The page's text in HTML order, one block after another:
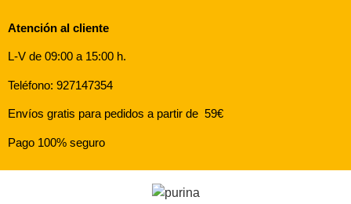
Atención al cliente
L-V de 09:00 a 15:00 h.
Teléfono: 927147354
Envíos gratis para pedidos a partir de 59€
Pago 100% seguro